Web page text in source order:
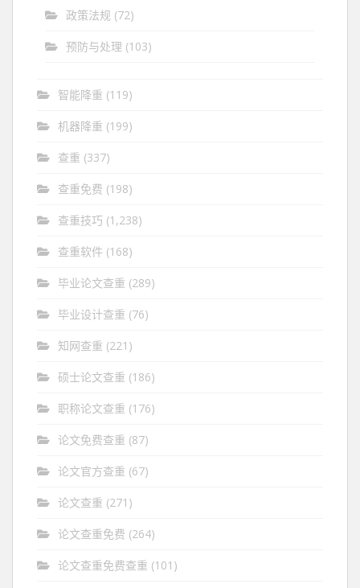
政策法规 (72)
预防与处理 (103)
智能降重 (119)
机器降重 (199)
查重 (337)
查重免费 (198)
查重技巧 (1,238)
查重软件 (168)
毕业论文查重 (289)
毕业设计查重 (76)
知网查重 (221)
硕士论文查重 (186)
职称论文查重 (176)
论文免费查重 (87)
论文官方查重 (67)
论文查重 (271)
论文查重免费 (264)
论文查重免费查重 (101)